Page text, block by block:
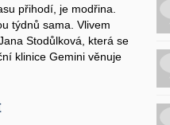
přihodí, je modřina.
týdnů sama. Vlivem
Stodůlková, která se
klinice Gemini věnuje